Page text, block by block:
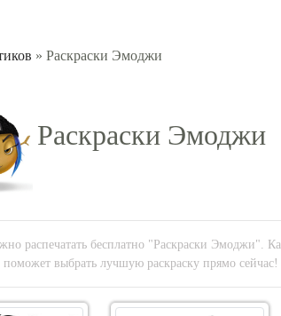
» Раскраски Эмоджи
Раскраски Эмоджи
распечатать бесплатно "Раскраски Эмоджи".
поможет выбрать лучшую раскраску прямо сейчас!